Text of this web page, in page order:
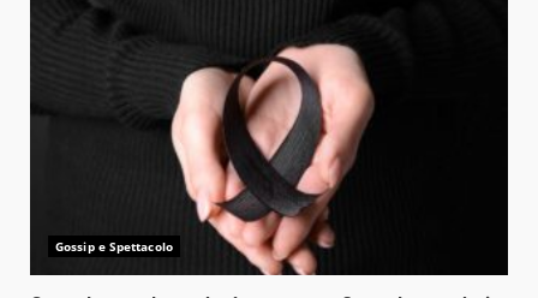
Gossip e Spettacolo